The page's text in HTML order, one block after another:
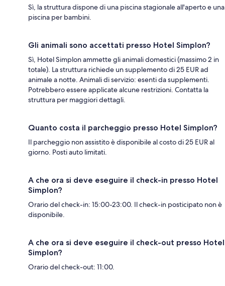
Sì, la struttura dispone di una piscina stagionale all'aperto e una
piscina per bambini.
Gli animali sono accettati presso Hotel Simplon?
Sì, Hotel Simplon ammette gli animali domestici (massimo 2 in
totale). La struttura richiede un supplemento di 25 EUR ad
animale a notte. Animali di servizio: esenti da supplementi.
Potrebbero essere applicate alcune restrizioni. Contatta la
struttura per maggiori dettagli.
Quanto costa il parcheggio presso Hotel Simplon?
Il parcheggio non assistito è disponibile al costo di 25 EUR al
giorno. Posti auto limitati.
A che ora si deve eseguire il check-in presso Hotel
Simplon?
Orario del check-in: 15:00-23:00. Il check-in posticipato non è
disponibile.
A che ora si deve eseguire il check-out presso Hotel
Simplon?
Orario del check-out: 11:00.